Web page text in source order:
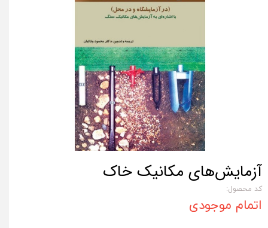
آزمایش‌های مکانیک خاک
کد محصول:
اتمام موجودی